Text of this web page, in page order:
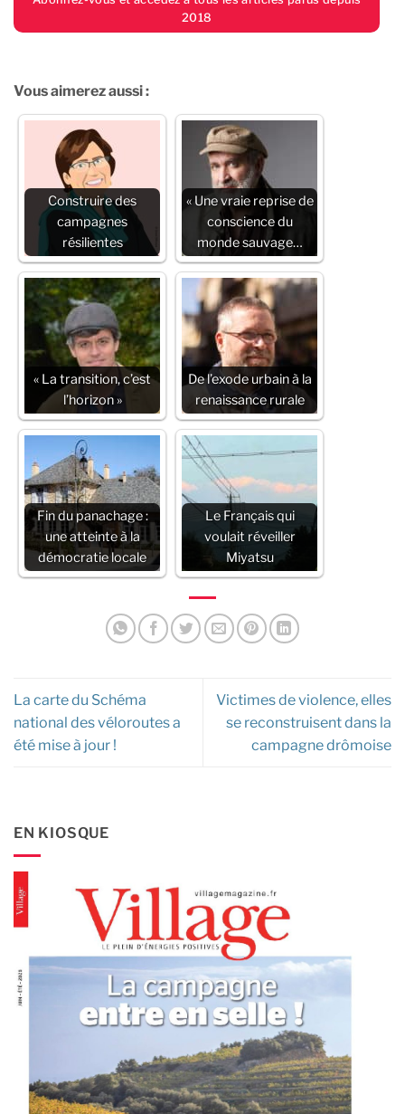
2018
Vous aimerez aussi :
Construire des
campagnes
résilientes
« Une vraie reprise de
conscience du
monde sauvage…
« La transition, c’est
l’horizon »
De l’exode urbain à la
renaissance rurale
Fin du panachage :
une atteinte à la
démocratie locale
Le Français qui
voulait réveiller
Miyatsu
La carte du Schéma
national des véloroutes a
été mise à jour !
Victimes de violence, elles
se reconstruisent dans la
campagne drômoise
EN KIOSQUE